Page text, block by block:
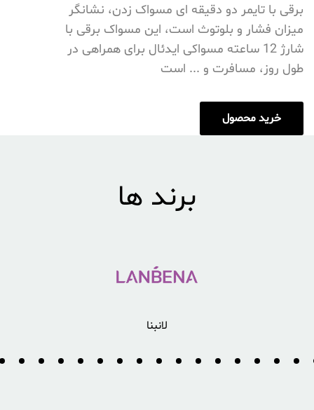
برقی با تایمر دو دقیقه ای مسواک زدن، نشانگر
میزان فشار و بلوتوث است، این مسواک برقی با
شارژ 12 ساعته مسواکی ایدئال برای همراهی در
طول روز، مسافرت و ... است
خرید محصول
برند ها
بیوآكوا